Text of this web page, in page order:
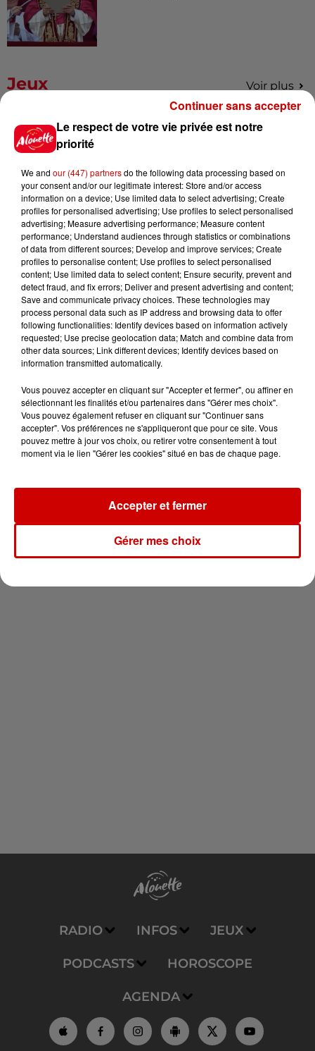
Jeux Voir plus
Gagnez vos places pour le
festival Marché Gourmand 2026
Le Duel - Gagnez vos entrées
pour l'un des zoos de nos
régions !
Destination Vacances - Gagnez
votre séjour en famille au cœur
de la...
Destination Vacances : inscrivez-
vous !
Newsletter
RADIO INFOS JEUX
PODCASTS HOROSCOPE
AGENDA
Le respect de votre vie privée est notre
priorité
We and our (447) partnersdo the following data processing based on
your consent and/or our legitimate interest: Store and/or access
information on a device; Use limited data to select advertising; Create
profiles for personalised advertising; Use profiles to select personalised
advertising; Measure advertising performance; Measure content
performance; Understand audiences through statistics or combinations
of data from different sources; Develop and improve services; Create
profiles to personalise content; Use profiles to select personalised
content; Use limited data to select content; Ensure security, prevent and
detect fraud, and fix errors; Deliver and present advertising and content;
Save and communicate privacy choices. These technologies may
process personal data such as IP address and browsing data to offer
following functionalities: Identify devices based on information actively
requested; Use precise geolocation data; Match and combine data from
other data sources; Link different devices; Identify devices based on
information transmitted automatically.
Vous pouvez accepter en cliquant sur "Accepter et fermer", ou affiner en
sélectionnant les finalités et/ou partenaires dans "Gérer mes choix".
Vous pouvez également refuser en cliquant sur "Continuer sans
accepter". Vos préférences ne s'appliqueront que pour ce site. Vous
pouvez mettre à jour vos choix, ou retirer votre consentement à tout
moment via le lien "Gérer les cookies" situé en bas de chaque page.
Gérer mes choix
Accepter et fermer
Continuer sans accepter